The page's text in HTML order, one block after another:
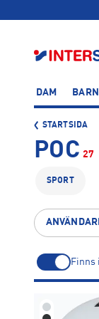
DAM BARN
STARTSIDA
POC 27
SPORT
Finns